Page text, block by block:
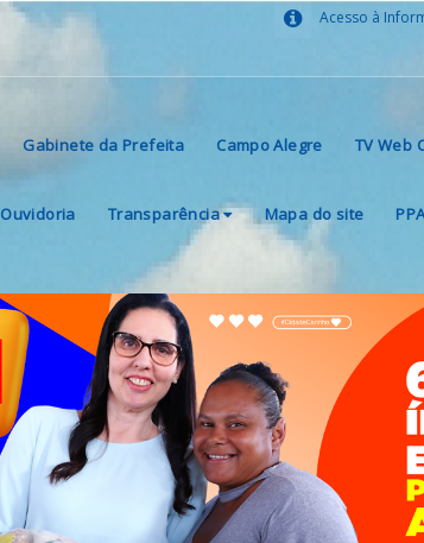
Acesso à
Gabinete da Prefeita Campo Alegre TV Web
Ouvidoria Transparência Mapa do site